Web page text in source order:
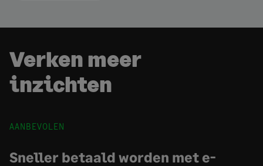
Verken meer
inzichten
AANBEVOLEN
Sneller betaald worden met e-